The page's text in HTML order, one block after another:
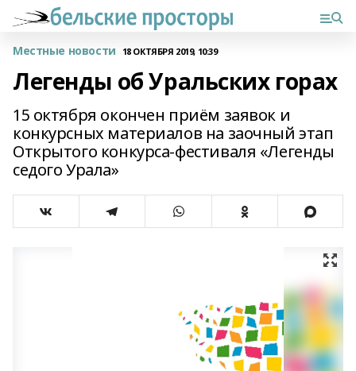
Местные новости 18 ОКТЯБРЯ 2019, 10:39
Легенды об Уральских горах
15 октября окончен приём заявок и
конкурсных материалов на заочный этап
Открытого конкурса-фестиваля «Легенды
седого Урала»